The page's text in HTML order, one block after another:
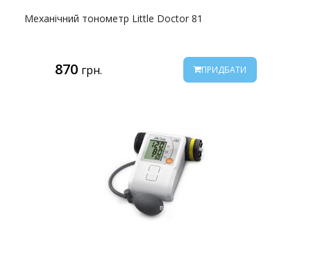
Механічний тонометр Little Doctor 81
870 грн. ПРИДБАТИ